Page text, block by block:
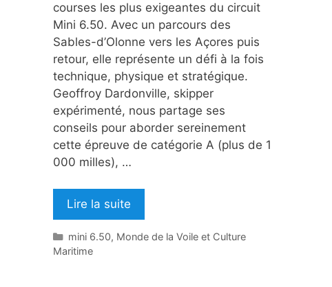
courses les plus exigeantes du circuit
Mini 6.50. Avec un parcours des
Sables-d’Olonne vers les Açores puis
retour, elle représente un défi à la fois
technique, physique et stratégique.
Geoffroy Dardonville, skipper
expérimenté, nous partage ses
conseils pour aborder sereinement
cette épreuve de catégorie A (plus de 1
000 milles), …
Lire la suite
Catégories
mini 6.50, Monde de la Voile et Culture
Maritime